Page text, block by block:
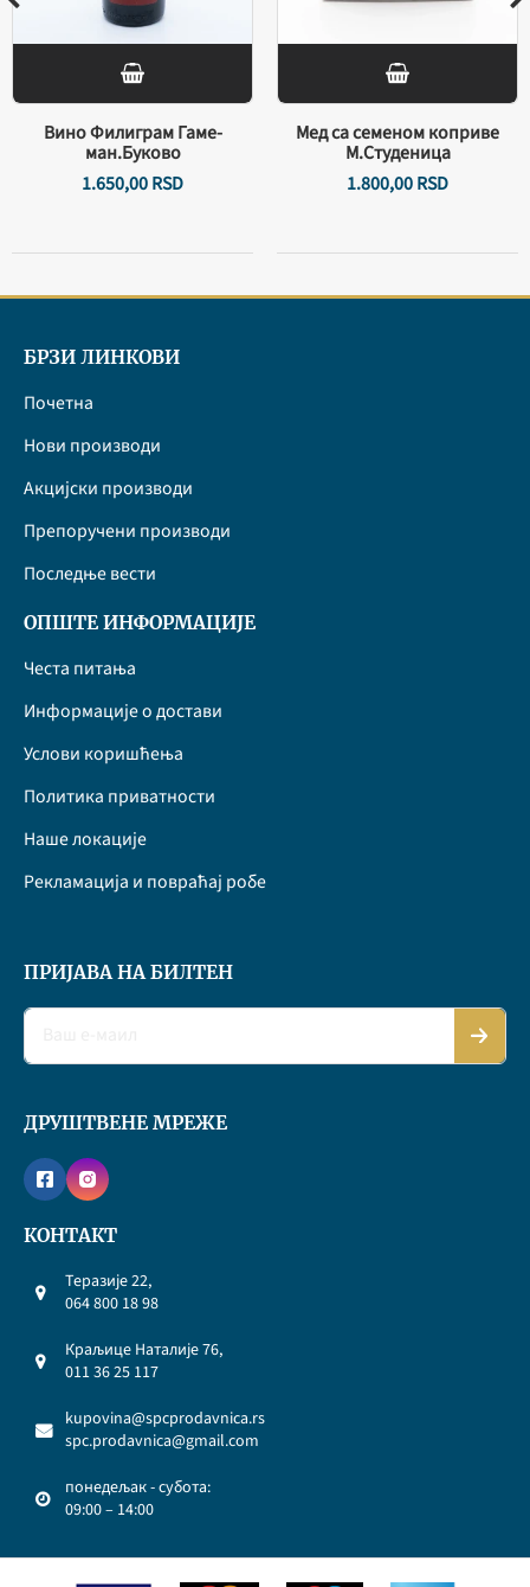
Вино Филиграм Гаме-
ман.Буково
1.650,00RSD
Мед са семеном коприве
М.Студеница
1.800,00RSD
БРЗИ ЛИНКОВИ
Почетна
Нови производи
Акцијски производи
Препоручени производи
Последње вести
ОПШТЕ ИНФОРМАЦИЈЕ
Честа питања
Информације о достави
Услови коришћења
Политика приватности
Наше локације
Рекламација и повраћај робе
ПРИЈАВА НА БИЛТЕН
ДРУШТВЕНЕ МРЕЖЕ
КОНТАКТ
Теразије 22,
064 800 18 98
Краљице Наталије 76,
011 36 25 117
kupovina@spcprodavnica.rs
spc.prodavnica@gmail.com
понедељак - субота:
09:00 – 14:00